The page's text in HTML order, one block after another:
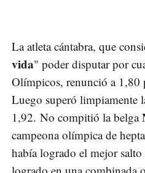
La atleta cántabra, que
vida" poder disputar por
Olímpicos, renunció a 1,80
Luego superó limpiamente
1,92. No compitió la belga
campeona olímpica de
había logrado el mejor